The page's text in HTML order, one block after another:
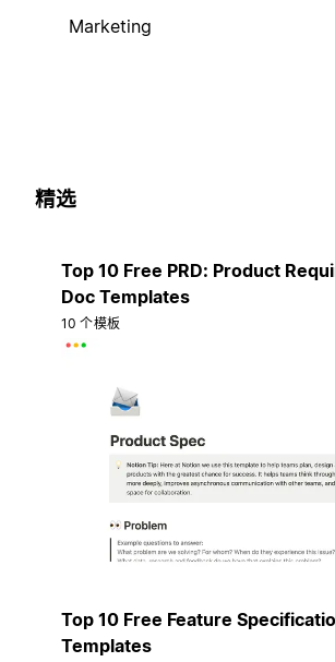
Marketing
精选
Top 10 Free PRD: Product
Doc Templates
10 个模板
Top 10 Free Feature
Templates